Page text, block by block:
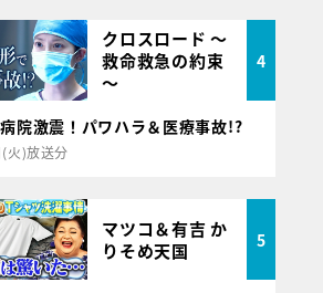
クロスロード ～
救命救急の約束
～
4
院激震！パワハラ＆医療事故!?
火)放送分
マツコ＆有吉 か
りそめ天国
5